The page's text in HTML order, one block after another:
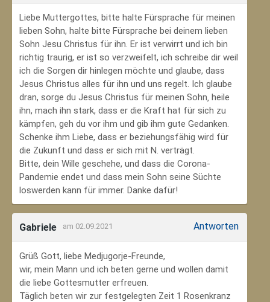
Liebe Muttergottes, bitte halte Fürsprache für meinen
lieben Sohn, halte bitte Fürsprache bei deinem lieben
Sohn Jesu Christus für ihn. Er ist verwirrt und ich bin
richtig traurig, er ist so verzweifelt, ich schreibe dir weil
ich die Sorgen dir hinlegen möchte und glaube, dass
Jesus Christus alles für ihn und uns regelt. Ich glaube
dran, sorge du Jesus Christus für meinen Sohn‚ heile
ihn, mach ihn stark, dass er die Kraft hat für sich zu
kämpfen, geh du vor ihm und gib ihm gute Gedanken.
Schenke ihm Liebe, dass er beziehungsfähig wird für
die Zukunft und dass er sich mit N. verträgt.
Bitte, dein Wille geschehe, und dass die Corona-
Pandemie endet und dass mein Sohn seine Süchte
loswerden kann für immer. Danke dafür!
Gabriele am 02.09.2021 Antworten
Grüß Gott, liebe Medjugorje-Freunde,
wir, mein Mann und ich beten gerne und wollen damit
die liebe Gottesmutter erfreuen.
Täglich beten wir zur festgelegten Zeit 1 Rosenkranz